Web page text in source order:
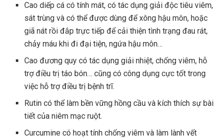
Cao diếp cá có tính mát, có tác dụng giải độc tiêu viêm,
sát trùng và có thể được dùng để xông hậu môn, hoặc
giã nát rồi đắp trực tiếp để cải thiện tình trạng đau rát,
chảy máu khi đi đại tiện, ngứa hậu môn…
Cao đương quy có tác dụng giải nhiệt, chống viêm, hỗ
trợ điều trị táo bón… cũng có công dụng cực tốt trong
việc hỗ trợ điều trị bệnh trĩ.
Rutin có thể làm bền vững hồng cầu và kích thích sự bài
tiết của niêm mạc ruột.
Curcumine có hoạt tính chống viêm và làm lành vết